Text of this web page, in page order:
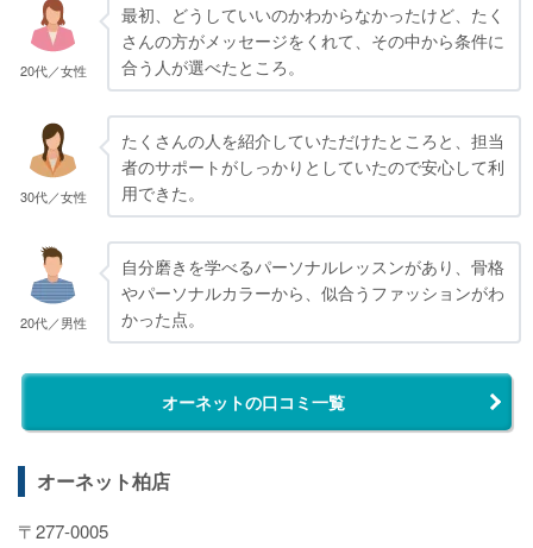
20代／女性
最初、どうしていいのかわからなかったけど、たく
さんの方がメッセージをくれて、その中から条件に
合う人が選べたところ。
30代／女性
たくさんの人を紹介していただけたところと、担当
者のサポートがしっかりとしていたので安心して利
用できた。
20代／男性
自分磨きを学べるパーソナルレッスンがあり、骨格
やパーソナルカラーから、似合うファッションがわ
かった点。
オーネットの口コミ一覧
オーネット柏店
〒277-0005